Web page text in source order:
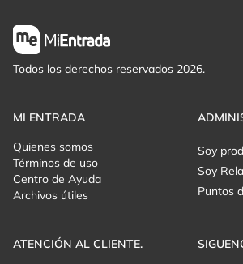
Todos los derechos reservados 2026.
MI ENTRADA
Quienes somos
Términos de uso
Centro de Ayuda
Archivos útiles
Soy
Soy
Puntos
ATENCIÓN AL CLIENTE.